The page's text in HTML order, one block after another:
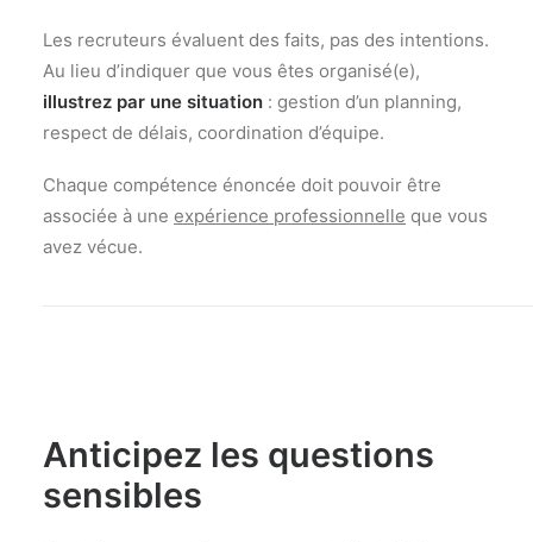
Les recruteurs évaluent des faits, pas des intentions.
Au lieu d’indiquer que vous êtes organisé(e),
illustrez par une situation : gestion d’un planning,
respect de délais, coordination d’équipe.
Chaque compétence énoncée doit pouvoir être
associée à une expérience professionnelle que vous
avez vécue.
Anticipez les questions
sensibles